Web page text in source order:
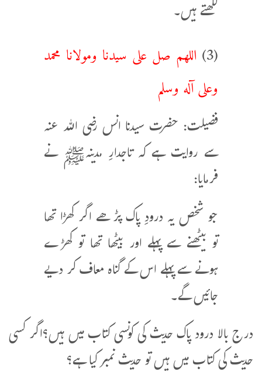
لکھتے ہیں۔
(3) اللهم صل على سيدنا ومولانا محمد
وعلى آله وسلم
فضیلت: حضرت سیدنا انس رضی اللہ عنہ
سے روایت ہے کہ تاجدارِ مدینہﷺ نے
فرمایا:
جو شخص یہ درودِ پاک پڑھے اگر کھڑا تھا
تو بیٹھنے سے پہلے اور بیٹھا تھا تو کھڑے
ہونے سے پہلے اس کے گناہ معاف کر دیے
جائیں گے۔
درج بالا درود پاک حدیث کی کونسی کتاب میں ہیں؟اگر کسی
حدیث کی کتاب میں ہیں تو حدیث نمبر کیا ہے؟